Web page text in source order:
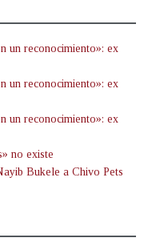
un reconocimiento»: ex
un reconocimiento»: ex
un reconocimiento»: ex
no existe
Bukele a Chivo Pets